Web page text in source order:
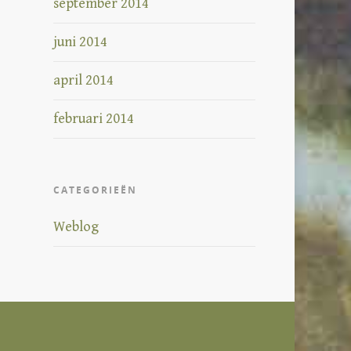
september 2014
juni 2014
april 2014
februari 2014
CATEGORIEËN
Weblog